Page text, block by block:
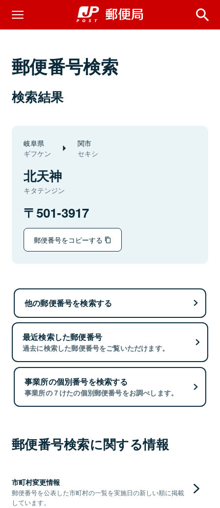
郵便番号検索
検索結果
岐阜県
ギフケン
関市
セキシ
北天神
キタテンジン
501-3917
郵便番号をコピーする
他の郵便番号を検索する
最近検索した郵便番号
過去に検索した郵便番号をご覧いただけます。
事業所の個別番号を検索する
事業所の７けたの個別郵便番号をお調べします。
郵便番号検索に関する情報
市町村変更情報
郵便番号を公表した市町村の一覧を実施日の新しい順に掲載
しています。